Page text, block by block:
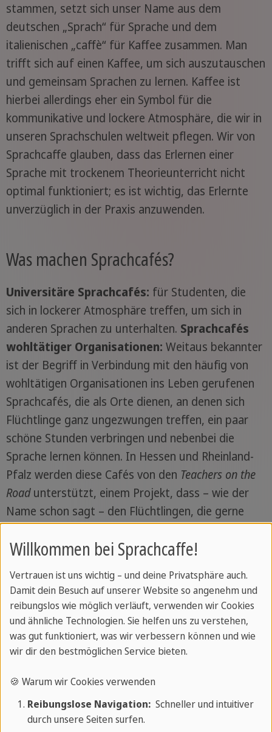
stammen, setzt sich unser Name aus dem
deutschen „Sprach“ für Sprache und dem
italienischen „caffè“ für Kaffee zusammen. Man
trifft sich auf einen Kaffee, um sich auszutauschen
und gemeinsam Sprachen zu lernen. Kaffee ist
hierbei allerdings eher ein Symbol für die
kommunikative und lockere Atmosphäre, die wir in
unseren Sprachschulen weltweit pflegen. Wir von
Sprachcaffe glauben, dass das Erlernen einer
Sprache mit trockenem Theorieunterricht nicht
optimal funktioniert; es ist wichtig, das Erlernte
unverzüglich in der Praxis anzuwenden.
Was machen Sprachcafés?
Universitäre Sprachcafés: für Studenten, die
sich in lockerer Atmosphäre treffen, um sich in
anderen Sprachen zu unterhalten. Sprachcafés
wohltätiger Organisationen: Weitaus bekannter
ist der Begriff in Verbindung mit den häufig von
wohltätigen Organisationen ins Leben gerufenen
Sprachcafés, die als Orte dienen, an denen sich
Flüchtlinge ganz ungezwungen treffen, ein paar
schöne Stunden verbringen und nebenbei die
Sprache lernen können. In Hessen und Rheinland-
Pfalz werden diese Cafés von den Teachers on the
Roadunterstützt, einem Projekt, dass – wie der
Name schon sagt – den Flüchtlingen, die gerne
Deutsch lernen möchten, "Teachers" unentgeltlich
zur Seite stellt und Deutschkurse für
Erfahre mehr über uns und unsere Produkte!
Jetzt Kontakt aufnehmen »
Sprachcaffe / Über Sprachcaffe
Willkommen bei Sprachcaffe!
Vertrauen ist uns wichtig – und deine Privatsphäre auch.
Damit dein Besuch auf unserer Website so angenehm und
reibungslos wie möglich verläuft, verwenden wir Cookies
und ähnliche Technologien. Sie helfen uns zu verstehen,
was gut funktioniert, was wir verbessern können und wie
wir dir den bestmöglichen Service bieten.
🍪 Warum wir Cookies verwenden
Reibungslose Navigation:Schneller und intuitiver
durch unsere Seiten surfen.